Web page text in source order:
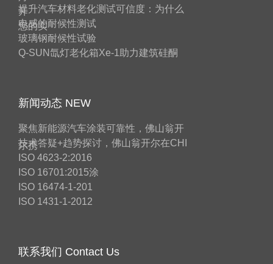
开
提升汽车材料老化测试可信度：为什么
您的实
电感的耐候性测试
玻璃钢耐候性试验
Q-SUN氙灯老化箱Xe-1助力建筑硅酮
新闻动态 NEW
聚焦新能源汽车涂装可靠性，佛山翁开
尔携
技术答疑+趋势探讨，佛山翁开尔在CHI
ISO 4623-2:2016
ISO 16701:2015涂
ISO 16474-1-201
ISO 1431-1-2012
联系我们 Contact Us